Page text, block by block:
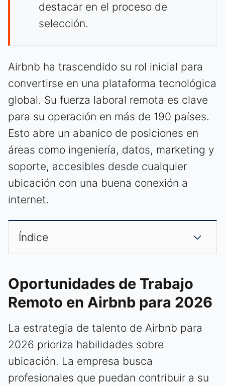
destacar en el proceso de
selección.
Airbnb ha trascendido su rol inicial para
convertirse en una plataforma tecnológica
global. Su fuerza laboral remota es clave
para su operación en más de 190 países.
Esto abre un abanico de posiciones en
áreas como ingeniería, datos, marketing y
soporte, accesibles desde cualquier
ubicación con una buena conexión a
internet.
Índice
Oportunidades de Trabajo
Remoto en Airbnb para 2026
La estrategia de talento de Airbnb para
2026 prioriza habilidades sobre
ubicación. La empresa busca
profesionales que puedan contribuir a su